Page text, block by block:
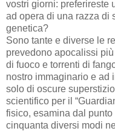
vostri giorni: preferireste
ad opera di una razza di
genetica?
Sono tante e diverse le
prevedono apocalissi
di fuoco e torrenti di
nostro immaginario e ad
solo di oscure
scientifico per il
fisico, esamina dal
cinquanta diversi modi